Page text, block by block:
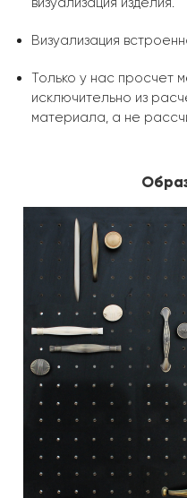
Визуализация
Только у нас просчет
исключительно из
материала, а не